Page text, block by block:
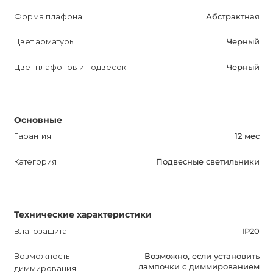
получаете продукт высокого качества с гарантией на 12
месяцев. Прекрасное сочетание стиля,
светильник отличным выбором для тех, кто ценит
Форма плафона Абстрактная
Цвет арматуры Черный
Цвет плафонов и подвесок Черный
Основные
Гарантия 12 мес
Категория Подвесные светильники
Технические характеристики
Влагозащита IP20
Возможность
диммирования
Возможно, если установить
лампочки с диммированием